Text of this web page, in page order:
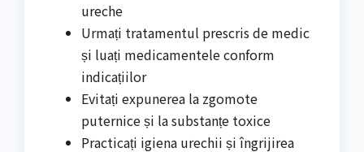
ureche
Urmați tratamentul prescris de medic
și luați medicamentele conform
indicațiilor
Evitați expunerea la zgomote
puternice și la substanțe toxice
Practicați igiena urechii și îngrijirea